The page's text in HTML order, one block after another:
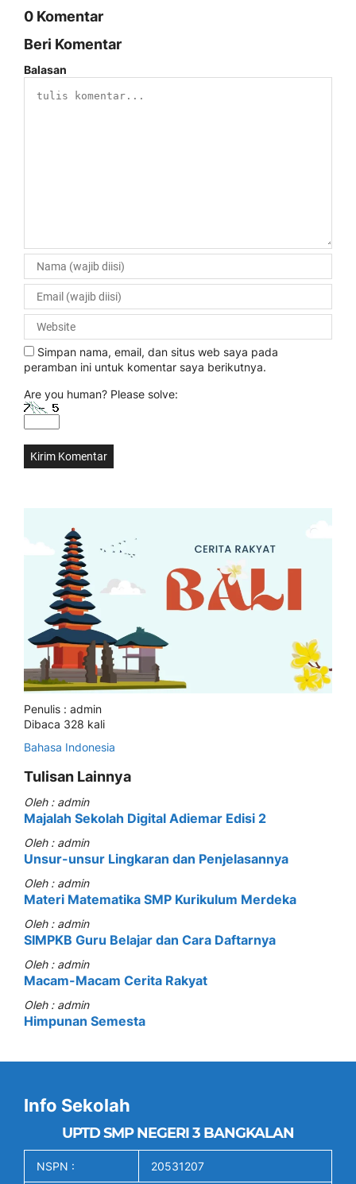
0 Komentar
Beri Komentar
Balasan
Simpan nama, email, dan situs web saya pada
peramban ini untuk komentar saya berikutnya.
Are you human? Please solve:
Penulis : admin
Dibaca 328 kali
Bahasa Indonesia
Tulisan Lainnya
Oleh : admin
Majalah Sekolah Digital Adiemar Edisi 2
Oleh : admin
Unsur-unsur Lingkaran dan Penjelasannya
Oleh : admin
Materi Matematika SMP Kurikulum Merdeka
Oleh : admin
SIMPKB Guru Belajar dan Cara Daftarnya
Oleh : admin
Macam-Macam Cerita Rakyat
Oleh : admin
Himpunan Semesta
Info Sekolah
UPTD SMP NEGERI 3 BANGKALAN
NSPN : 20531207